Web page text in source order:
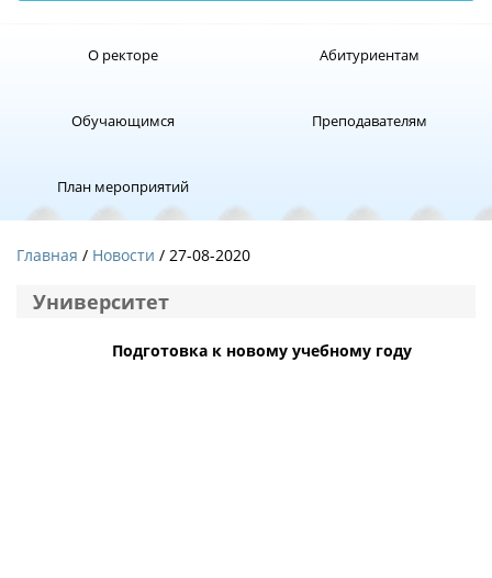
О ректоре Абитуриентам
Обучающимся Преподавателям
План мероприятий
Главная Новости / 27-08-2020
Университет
Подготовка к новому учебному году